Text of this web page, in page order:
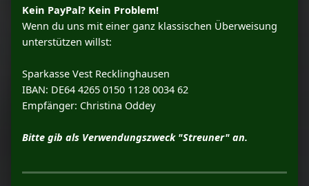
Kein PayPal? Kein Problem!
Wenn du uns mit einer ganz klassischen Überweisung
unterstützen willst:
Sparkasse Vest Recklinghausen
IBAN: DE64 4265 0150 1128 0034 62
Empfänger: Christina Oddey
Bitte gib als Verwendungszweck "Streuner" an.